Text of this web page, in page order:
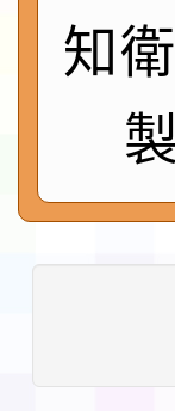
鎮
速
「
本
第
告(
檢
程
「
展
教
知